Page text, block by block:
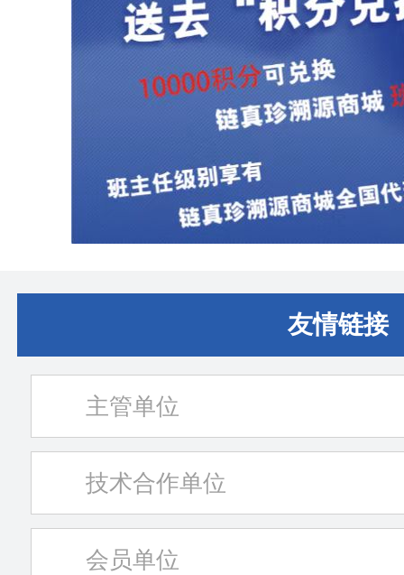
友情链接
主管单位
技术合作单位
会员单位